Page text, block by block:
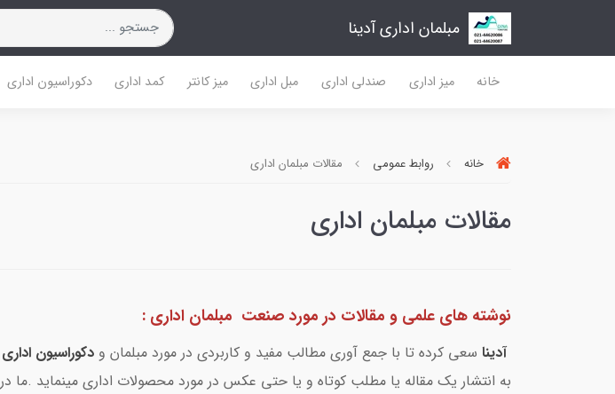
مبلمان اداری آدینا
خانه میز اداری صندلی اداری مبل اداری میز کانتر کمد اداری دکوراسیون اداری
خانه روابط عمومی مقالات مبلمان اداری
مقالات مبلمان اداری
نوشته های علمی و مقالات در مورد صنعت مبلمان اداری :
آدینا سعی کرده تا با جمع آوری مطالب مفید و کاربردی در مورد مبلمان و دکوراسیون اداری
به انتشار یک مقاله یا مطلب کوتاه و یا حتی عکس در مورد محصولات اداری مینماید .ما در